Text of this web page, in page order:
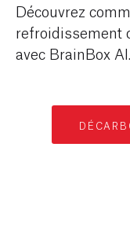
Découvrez
refroidissement
avec BrainBox AI.